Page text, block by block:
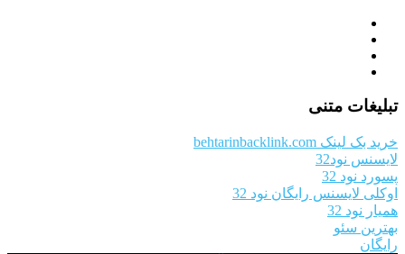
تبلیغات متنی
خرید بک لینک behtarinbacklink.com
لایسنس نود32
پسورد نود 32
اوکلی لایسنس رایگان نود 32
همیار نود 32
بهترین سئو
رایگان